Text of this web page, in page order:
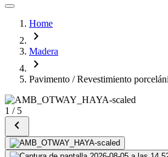
Home
chevron_right
Madera
chevron_right
Pavimento / Revestimiento
1 / 5
chevron_left